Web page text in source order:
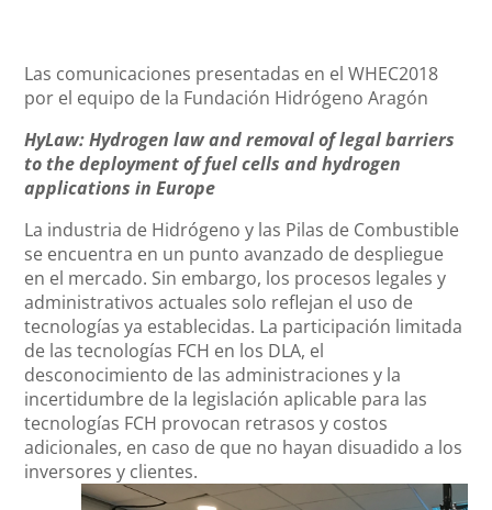
Las comunicaciones presentadas en el WHEC2018
por el equipo de la Fundación Hidrógeno Aragón
HyLaw: Hydrogen law and removal of legal barriers
to the deployment of fuel cells and hydrogen
applications in Europe
La industria de Hidrógeno y las Pilas de Combustible
se encuentra en un punto avanzado de despliegue
en el mercado. Sin embargo, los procesos legales y
administrativos actuales solo reflejan el uso de
tecnologías ya establecidas. La participación limitada
de las tecnologías FCH en los DLA, el
desconocimiento de las administraciones y la
incertidumbre de la legislación aplicable para las
tecnologías FCH provocan retrasos y costos
adicionales, en caso de que no hayan disuadido a los
inversores y clientes.